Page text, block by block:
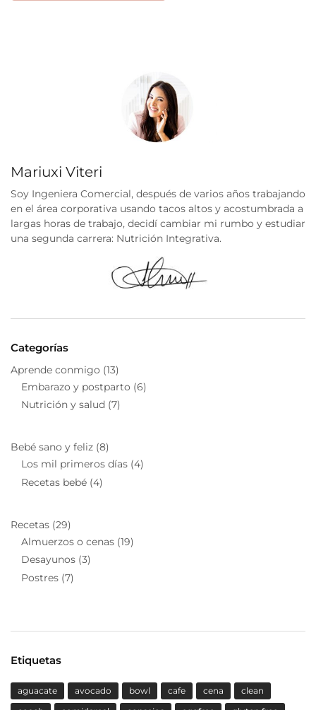
Mariuxi Viteri
Soy Ingeniera Comercial, después de varios años trabajando
en el área corporativa usando tacos altos y acostumbrada a
largas horas de trabajo, decidí cambiar mi rumbo y estudiar
una segunda carrera: Nutrición Integrativa.
Categorías
Aprende conmigo (13)
Embarazo y postparto (6)
Nutrición y salud (7)
Bebé sano y feliz (8)
Los mil primeros días (4)
Recetas bebé (4)
Recetas (29)
Almuerzos o cenas (19)
Desayunos (3)
Postres (7)
Etiquetas
aguacate avocado bowl cafe cena
clean